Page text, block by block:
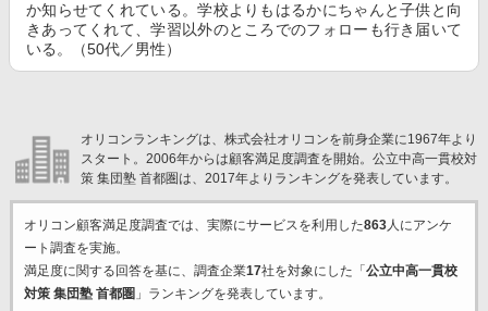
か知らせてくれている。学校よりもはるかにちゃんと子供と向
きあってくれて、学習以外のところでのフォローも行き届いて
いる。（50代／男性）
オリコンランキングは、株式会社オリコンを前身企業に1967年より
スタート。2006年からは顧客満足度調査を開始。公立中高一貫校対
策 集団塾 首都圏は、2017年よりランキングを発表しています。
オリコン顧客満足度調査では、実際にサービスを利用した863人にアンケ
ート調査を実施。
満足度に関する回答を基に、調査企業17社を対象にした「 公立中高一貫校
対策 集団塾 首都圏 」ランキングを発表しています。